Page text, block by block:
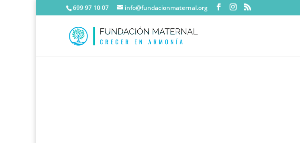
699 97 10 07 info@fundacionmaternal.org